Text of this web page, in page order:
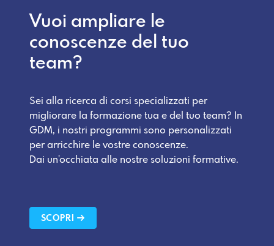
Vuoi ampliare le
conoscenze del tuo
team?
Sei alla ricerca di corsi specializzati per
migliorare la formazione tua e del tuo team? In
GDM, i nostri programmi sono personalizzati
per arricchire le vostre conoscenze.
Dai un'occhiata alle nostre soluzioni formative.
SCOPRI